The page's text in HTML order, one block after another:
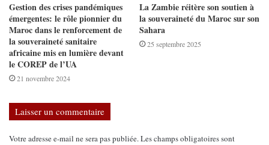
Gestion des crises pandémiques
émergentes: le rôle pionnier du
Maroc dans le renforcement de
la souveraineté sanitaire
africaine mis en lumière devant
le COREP de l’UA
21 novembre 2024
La Zambie réitère son soutien à
la souveraineté du Maroc sur son
Sahara
25 septembre 2025
Laisser un commentaire
Votre adresse e-mail ne sera pas publiée.Les champs obligatoires sont